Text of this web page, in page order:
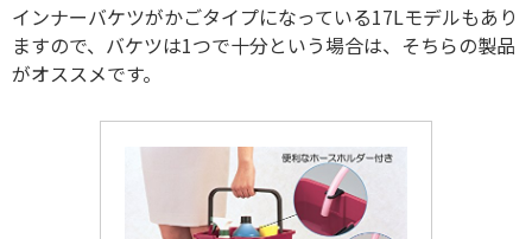
インナーバケツがかごタイプになっている17Lモデルもあり
ますので、バケツは1つで十分という場合は、そちらの製品
がオススメです。